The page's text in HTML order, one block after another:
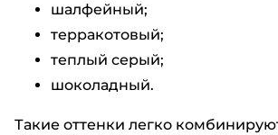
шалфейный;
терракотовый;
теплый серый;
шоколадный.
Такие оттенки легко